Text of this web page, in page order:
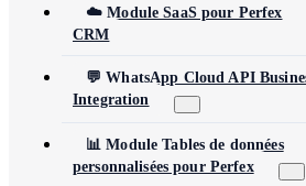
💎Modules
☁️ Module SaaS pour Perfex
CRM
💬 WhatsApp Cloud API
Integration
📊 Module Tables de données
personnalisées pour Perfex